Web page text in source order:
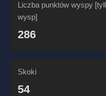
Liczba punktów wyspy
wysp]
286
Skoki
54